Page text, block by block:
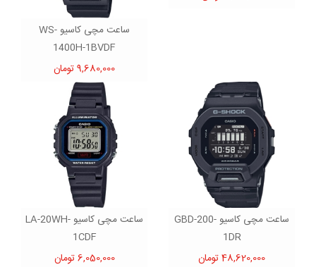
ساعت مچی کاسیو WS-
1400H-1BVDF
9,680,000 تومان
ساعت مچی کاسیو GBD-200-
1DR
48,620,000 تومان
ساعت مچی کاسیو LA-20WH-
1CDF
6,050,000 تومان